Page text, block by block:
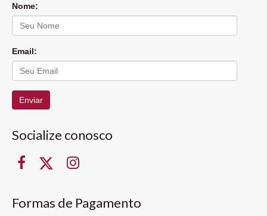
Nome:
Email:
Enviar
Socialize conosco
Formas de Pagamento